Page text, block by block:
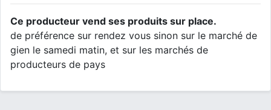
Ce producteur vend ses produits sur place.
de préférence sur rendez vous sinon sur le marché de
gien le samedi matin, et sur les marchés de
producteurs de pays